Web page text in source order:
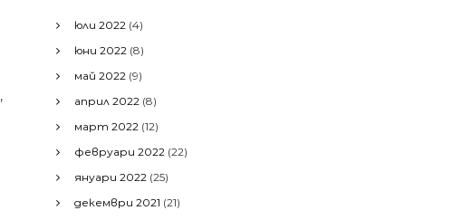
,
юли 2022 (4)
юни 2022 (8)
май 2022 (9)
април 2022 (8)
март 2022 (12)
февруари 2022 (22)
януари 2022 (25)
декември 2021 (21)